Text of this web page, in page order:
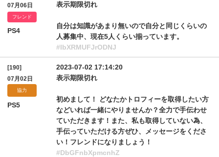
07月06日
フレンド
PS4
表示期限切れ
自分は知識があまり無いので自分と同じくらいの
人募集中、現在5人くらい揃っています。
#IbXRMUFJrODNJ
[190]
07月02日
協力
PS5
2023-07-02 17:14:20
表示期限切れ
初めまして！ どなたかトロフィーを取得したい方
などいれば一緒にやりませんか？全力で手伝わせ
ていただきます！また、私も取得していない為、
手伝っていただける方ぜひ、メッセージをくださ
い！フレンドになりましょう！
#DbGFnbXpmcnhZ